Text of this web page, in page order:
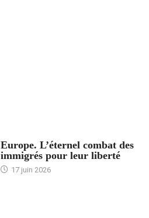
Europe. L’éternel combat des
immigrés pour leur liberté
17 juin 2026